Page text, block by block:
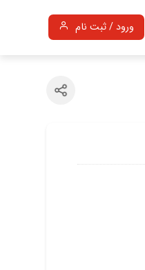
ورود / ثبت نام